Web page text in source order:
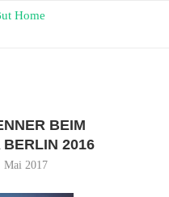
BEIM
2016
Mai 2017